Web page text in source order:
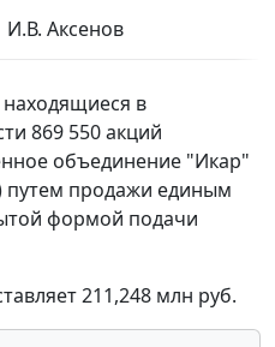
И.В. Аксенов
в
869 550 акций
объединение "Икар"
путем продажи единым
формой подачи
211,248 млн руб.